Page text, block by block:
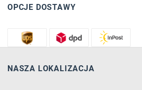
OPCJE DOSTAWY
NASZA LOKALIZACJA